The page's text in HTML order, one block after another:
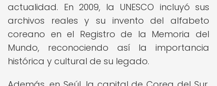
actualidad. En 2009, la UNESCO incluyó sus
archivos reales y su invento del alfabeto
coreano en el Registro de la Memoria del
Mundo, reconociendo así la importancia
histórica y cultural de su legado.